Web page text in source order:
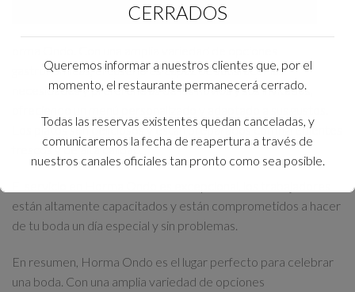
gastronómicas, el caserio es capaz de satisfacer las
necesidades y preferencias de los novios y sus invitados,
Los platos son deliciosos y están preparados con ingredientes
frescos y de alta calidad.
están altamente capacitados y están comprometidos a hacer
de tu boda un día especial y sin problemas.
En resumen, Horma Ondo es el lugar perfecto para celebrar
una boda. Con una amplia variedad de opciones
CERRADOS
Queremos informar a nuestros clientes que, por el
momento, el restaurante permanecerá cerrado.
Todas las reservas existentes quedan canceladas, y
comunicaremos la fecha de reapertura a través de
nuestros canales oficiales tan pronto como sea posible.
Agradecemos sinceramente su comprensión y
lamentamos las molestias que esto pueda ocasionar.
Esto se cerrará en10 segundos